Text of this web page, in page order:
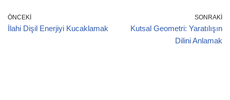
ÖNCEKI
İlahi Dişil Enerjiyi Kucaklamak
SONRAKI
Kutsal Geometri: Yaratılışın
Dilini Anlamak